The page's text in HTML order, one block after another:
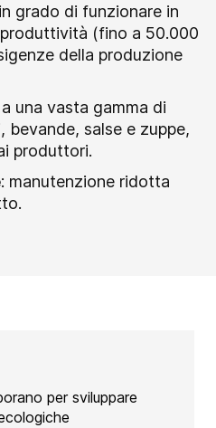
in grado di funzionare in
(fino a 50.000
della produzione
una vasta gamma di
salse e zuppe,
produttori.
: manutenzione ridotta
per sviluppare